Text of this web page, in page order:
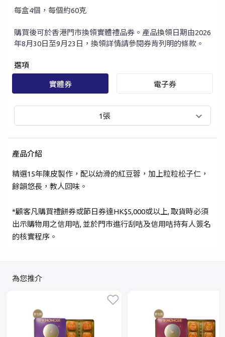
已驗證之手提電話號碼*
密碼*
忘記密碼？
每盒4個，每個約60克
購買後可於香港門市換領實體禮品券。產品換領日期由2026
年8月30日至9月23日，換領詳情請參閱券背列明的條款。
選項
實體券 電子券
1張
產品介紹
精選15年陳皮製作，配以幼滑的紅豆蓉，加上粒粒松子仁，
餘韻悠長，教人回味。
*顧客凡購買禮餅券或節日券達HK$5,000或以上, 取貨時必須
出示購物用之信用咭, 並於門市進行刮咭及信用咭持有人簽名
的核實程序。
為您推介